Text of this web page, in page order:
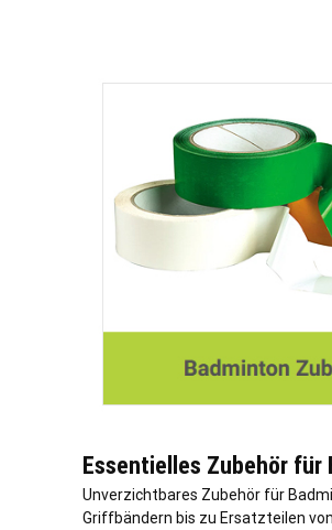
Essentielles Zubehör für
Unverzichtbares Zubehör für
Griffbändern bis zu Ersatzteilen